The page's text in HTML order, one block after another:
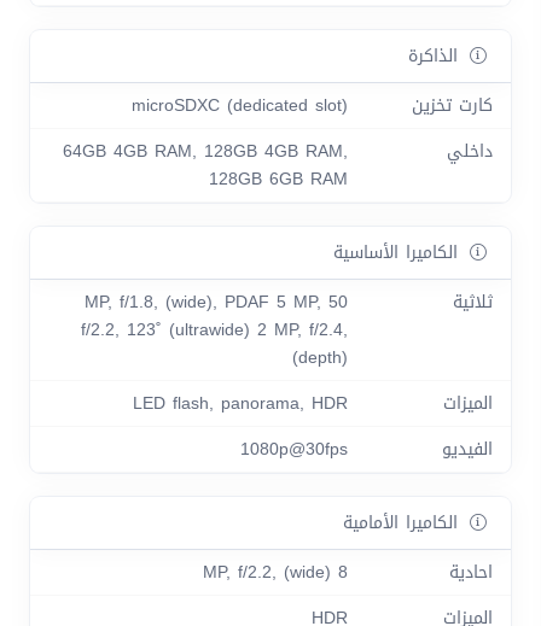
الذاكرة
كارت تخزين
microSDXC (dedicated slot)
داخلي
64GB 4GB RAM, 128GB 4GB RAM,
128GB 6GB RAM
الكاميرا الأساسية
ثلاثية
50 MP, f/1.8, (wide), PDAF 5 MP,
f/2.2, 123˚ (ultrawide) 2 MP, f/2.4,
(depth)
الميزات
LED flash, panorama, HDR
الفيديو
1080p@30fps
الكاميرا الأمامية
احادية
8 MP, f/2.2, (wide)
الميزات
HDR